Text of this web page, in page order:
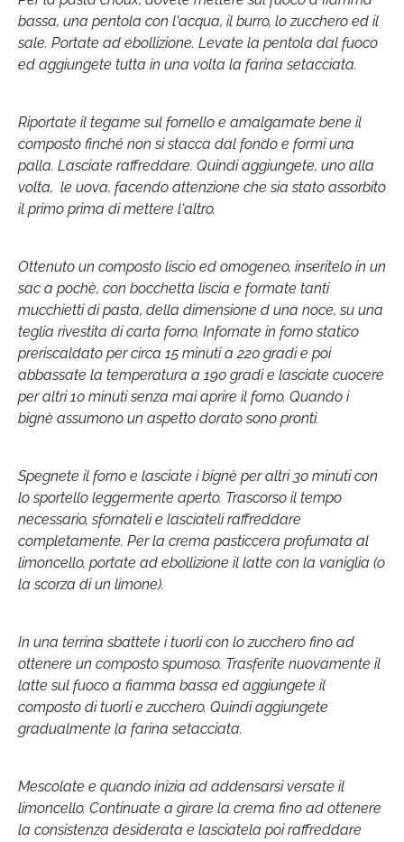
bassa, una pentola con l'acqua, il burro, lo zucchero ed il
sale. Portate ad ebollizione. Levate la pentola dal fuoco
ed aggiungete tutta in una volta la farina setacciata.
Riportate il tegame sul fornello e amalgamate bene il
composto finché non si stacca dal fondo e formi una
palla. Lasciate raffreddare. Quindi aggiungete, uno alla
volta, le uova, facendo attenzione che sia stato assorbito
il primo prima di mettere l'altro.
Ottenuto un composto liscio ed omogeneo, inseritelo in un
sac a pochè, con bocchetta liscia e formate tanti
mucchietti di pasta, della dimensione d una noce, su una
teglia rivestita di carta forno. Infornate in forno statico
preriscaldato per circa 15 minuti a 220 gradi e poi
abbassate la temperatura a 190 gradi e lasciate cuocere
per altri 10 minuti senza mai aprire il forno. Quando i
bignè assumono un aspetto dorato sono pronti.
Spegnete il forno e lasciate i bignè per altri 30 minuti con
lo sportello leggermente aperto. Trascorso il tempo
necessario, sfornateli e lasciateli raffreddare
completamente. Per la crema pasticcera profumata al
limoncello, portate ad ebollizione il latte con la vaniglia (o
la scorza di un limone).
In una terrina sbattete i tuorli con lo zucchero fino ad
ottenere un composto spumoso. Trasferite nuovamente il
latte sul fuoco a fiamma bassa ed aggiungete il
composto di tuorli e zucchero. Quindi aggiungete
gradualmente la farina setacciata.
Mescolate e quando inizia ad addensarsi versate il
limoncello. Continuate a girare la crema fino ad ottenere
la consistenza desiderata e lasciatela poi raffreddare